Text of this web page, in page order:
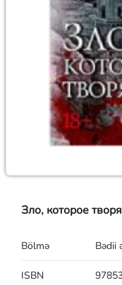
Зло, которое
Bölmə Bədii
ISBN